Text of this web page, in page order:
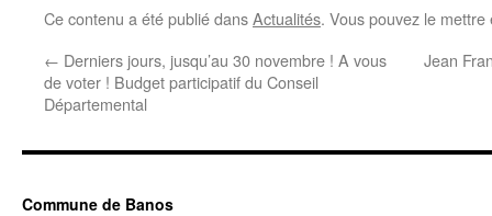
Ce contenu a été publié dansActualités. Vous pouvez le
← Derniers jours, jusqu’au 30 novembre ! A vous
de voter ! Budget participatif du Conseil
Départemental
Jean
Commune de Banos